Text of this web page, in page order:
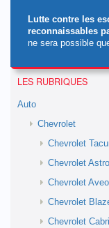
Lutte contre les
reconnaissables
ne sera possible
LES RUBRIQUES
Auto
Chevrolet
Chevrolet
Chevrolet Astro
Chevrolet Aveo
Chevrolet
Chevrolet